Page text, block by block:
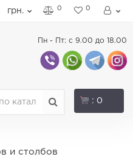
грн. 0 0
Пн - Пт: с 9.00 до 18.00
: 0
и столбов